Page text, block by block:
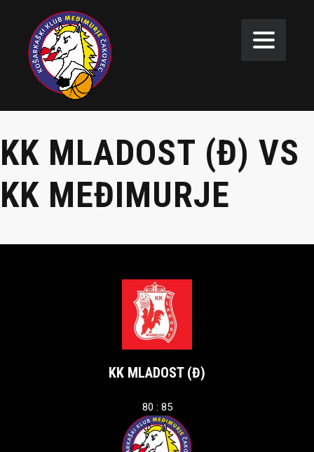
KK MLADOST (Đ) VS
KK MEĐIMURJE
KK MLADOST (Đ)
80 : 85